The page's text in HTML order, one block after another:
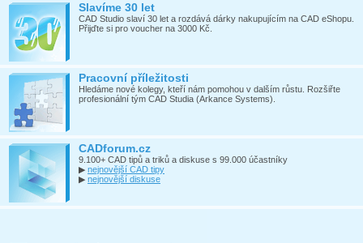
Slavíme 30 let
CAD Studio slaví 30 let a rozdává dárky nakupujícím na CAD eShopu.
Přijďte si pro voucher na 3000 Kč.
Pracovní příležitosti
Hledáme nové kolegy, kteří nám pomohou v dalším růstu. Rozšiřte
profesionální tým CAD Studia (Arkance Systems).
CADforum.cz
9.100+ CAD tipů a triků a diskuse s 99.000 účastníky
▶ nejnovější CAD tipy
▶ nejnovější diskuse